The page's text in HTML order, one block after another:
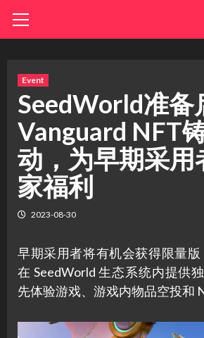
Menu
Event
SeedWorld准备
Vanguard NFT
动，为早期采用
家福利
2023-08-30
早期采用者将有机会获得限量
在 SeedWorld 生态系统内提供
先体验游戏、游戏内物品空投和